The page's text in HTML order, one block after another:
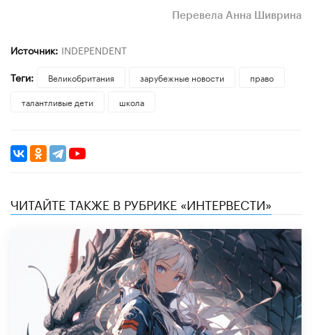
Перевела Анна Шиврина
Источник: INDEPENDENT
Теги:
Великобритания зарубежные новости
право
талантливые дети
школа
ЧИТАЙТЕ ТАКЖЕ В РУБРИКЕ «ИНТЕРВЕСТИ»